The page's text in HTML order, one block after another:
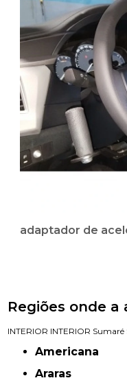
adaptador de
Regiões onde a
INTERIOR INTERIOR Sumaré
Americana
Araras